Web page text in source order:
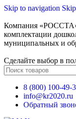
Skip to navigation
Компания
комплектации
муниципальных и
Сделайте выбор в
8 (800) 100-49-
info@kr2020.ru
Обратный